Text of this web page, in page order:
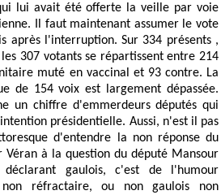
lui avait été offerte la veille par voie
Il faut maintenant assumer le vote
après l'interruption. Sur 334 présents ,
307 votants se répartissent entre 214
muté en vaccinal et 93 contre. La
de 154 voix est largement dépassée.
un chiffre d'emmerdeurs députés qui
présidentielle. Aussi, n'est il pas
d'entendre la non réponse du
Véran à la question du député Mansour
déclarant gaulois, c'est de l'humour
réfractaire, ou non gaulois non